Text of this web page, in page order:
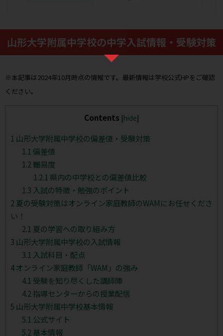
山形大学附属中学校の中学入試情報・受験対策
※本記事は2024年10月時点の情報です。最新情報は学校公式HPをご確認
ください。
Contents [hide]
1 山形大学附属中学校の偏差値・受験対策
1.1 偏差値
1.2 難易度
1.2.1 県内の中学校との偏差値比較
1.3 入試の特徴・勉強のポイント
2 夏の受験対策はオンライン家庭教師のWAMにお任せくださ
い！
2.1 夏の学習への取り組み方
3 山形大学附属中学校の入試情報
3.1 入試科目・配点
4オンライン家庭教師「WAM」の強み
4.1 受験を知り尽くした講師陣
4.2 指導センターからの授業配信
5 山形大学附属中学校基本情報
5.1 公式サイト
5.2 基本情報